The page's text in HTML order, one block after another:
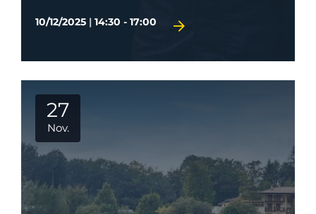
10/12/2025 | 14:30 - 17:00
27
Nov.